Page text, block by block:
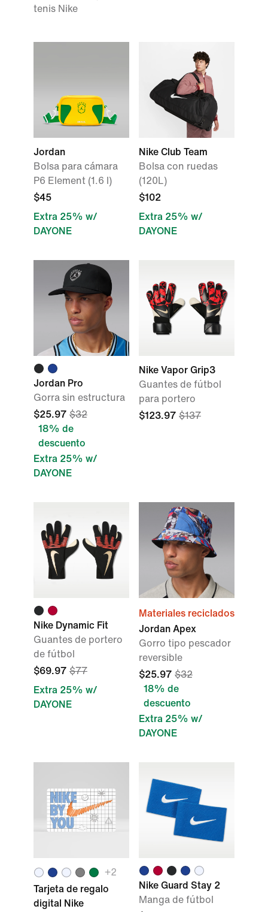
tenis Nike
Jordan
Bolsa para cámara
P6 Element (1.6 l)
$45
Extra 25% w/
DAYONE
Nike Club Team
Bolsa con ruedas
(120L)
$102
Extra 25% w/
DAYONE
Jordan Pro
Gorra sin estructura
$25.97 $32
18% de
descuento
Extra 25% w/
DAYONE
Nike Vapor Grip3
Guantes de fútbol
para portero
$123.97 $137
Nike Dynamic Fit
Guantes de portero
de fútbol
$69.97 $77
Extra 25% w/
DAYONE
Materiales reciclados
Jordan Apex
Gorro tipo pescador
reversible
$25.97 $32
18% de
descuento
Extra 25% w/
DAYONE
+2
Tarjeta de regalo
digital Nike
Nike Guard Stay 2
Manga de fútbol